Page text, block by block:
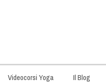
Videocorsi Yoga Il Blog